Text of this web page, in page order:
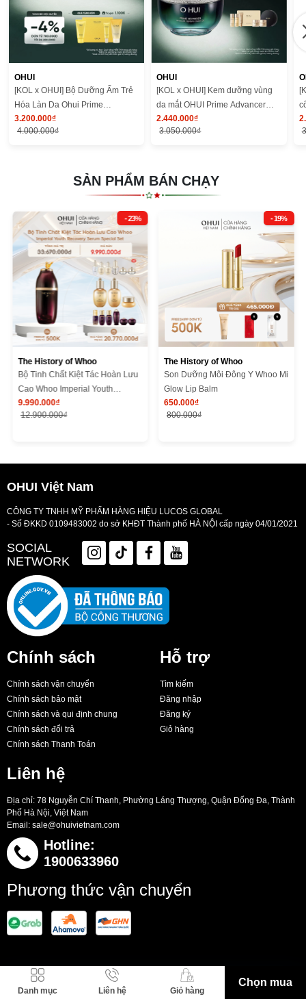
Danh mục Liên hệ Giỏ hàng
Chọn mua
OHUI
[KOL x OHUI] Bộ Dưỡng Ẩm Trẻ
Hóa Làn Da Ohui Prime
Advancer 4pcs Special Set
3.200.000₫
4.000.000₫
OHUI
[KOL x OHUI] Kem dưỡng vùng
da mắt OHUI Prime Advancer
Eye Cream
2.440.000₫
3.050.000₫
SẢN PHẨM BÁN CHẠY
- 23%
The History of Whoo
Bộ Tinh Chất Kiệt Tác Hoàn Lưu
Cao Whoo Imperial Youth
Recovery Serum Special Set
9.990.000₫
12.900.000₫
- 19%
The History of Whoo
Son Dưỡng Môi Đông Y Whoo Mi
Glow Lip Balm
650.000₫
800.000₫
OHUI Việt Nam
CÔNG TY TNHH MỸ PHẨM HÀNG HIỆU LUCOS GLOBAL
- Số ĐKKD 0109483002 do sở KHĐT Thành phố HÀ NỘI cấp ngày 04/01/2021
SOCIAL
NETWORK
Chính sách
Chính sách vận chuyển
Chính sách bảo mật
Chính sách và qui định chung
Chính sách đổi trả
Chính sách Thanh Toán
Hỗ trợ
Tìm kiếm
Đăng nhập
Đăng ký
Giỏ hàng
Liên hệ
Địa chỉ: 78 Nguyễn Chí Thanh, Phường Láng Thượng, Quận Đống Đa, Thành
Phố Hà Nội, Việt Nam
Email: sale@ohuivietnam.com
Hotline:
1900633960
Phương thức vận chuyển
Bản quyền thuộc về O HUI Việt Nam .
Cung cấp bởi Sapo.